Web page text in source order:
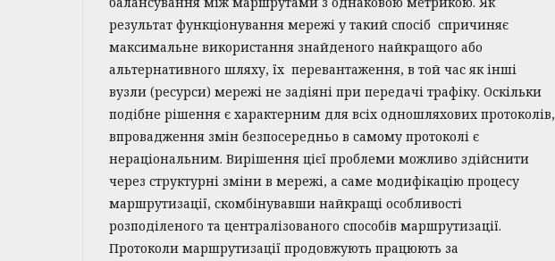
результат функціонування мережі у такий спосіб спричиняє
максимальне використання знайденого найкращого або
альтернативного шляху, їх перевантаження, в той час як інші
вузли (ресурси) мережі не задіяні при передачі трафіку. Оскільки
подібне рішення є характерним для всіх одношляхових протоколів,
впровадження змін безпосередньо в самому протоколі є
нераціональним. Вирішення цієї проблеми можливо здійснити
через структурні зміни в мережі, а саме модифікацію процесу
маршрутизації, скомбінувавши найкращі особливості
розподіленого та централізованого способів маршрутизації.
Протоколи маршрутизації продовжують працюють за